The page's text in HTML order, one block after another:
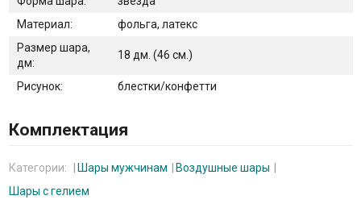
Материал:
фольга, латекс
Размер шара,
дм:
18 дм. (46 см.)
Рисунок: блестки/конфетти
Комплектация
Категории: Шары мужчинам
Воздушные шары
Шары с гелием